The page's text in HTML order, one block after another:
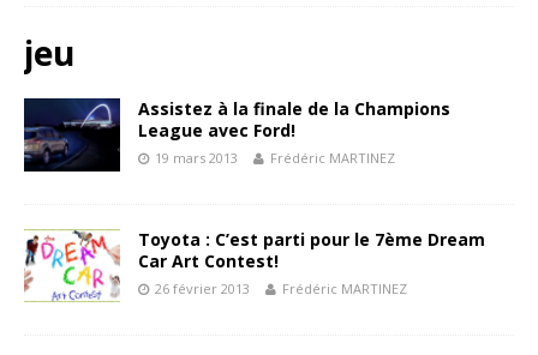
jeu
Assistez à la finale de la Champions
League avec Ford!
19 mars 2013 Frédéric MARTINEZ
Toyota : C’est parti pour le 7ème Dream
Car Art Contest!
26 février 2013 Frédéric MARTINEZ